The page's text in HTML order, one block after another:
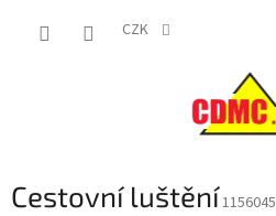
CZK
Cestovní luštění1156045